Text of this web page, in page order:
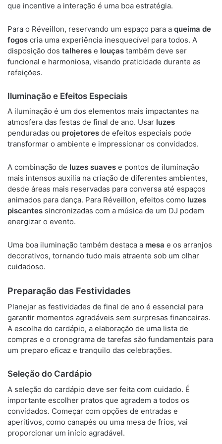
que incentive a interação é uma boa estratégia.
Para o Réveillon, reservando um espaço para a queima de
fogos cria uma experiência inesquecível para todos. A
disposição dos talheres e louças também deve ser
funcional e harmoniosa, visando praticidade durante as
refeições.
Iluminação e Efeitos Especiais
A iluminação é um dos elementos mais impactantes na
atmosfera das festas de final de ano. Usar luzes
penduradas ou projetores de efeitos especiais pode
transformar o ambiente e impressionar os convidados.
A combinação de luzes suaves e pontos de iluminação
mais intensos auxilia na criação de diferentes ambientes,
desde áreas mais reservadas para conversa até espaços
animados para dança. Para Réveillon, efeitos como luzes
piscantes sincronizadas com a música de um DJ podem
energizar o evento.
Uma boa iluminação também destaca a mesa e os arranjos
decorativos, tornando tudo mais atraente sob um olhar
cuidadoso.
Preparação das Festividades
Planejar as festividades de final de ano é essencial para
garantir momentos agradáveis sem surpresas financeiras.
A escolha do cardápio, a elaboração de uma lista de
compras e o cronograma de tarefas são fundamentais para
um preparo eficaz e tranquilo das celebrações.
Seleção do Cardápio
A seleção do cardápio deve ser feita com cuidado. É
importante escolher pratos que agradem a todos os
convidados. Começar com opções de entradas e
aperitivos, como canapés ou uma mesa de frios, vai
proporcionar um início agradável.